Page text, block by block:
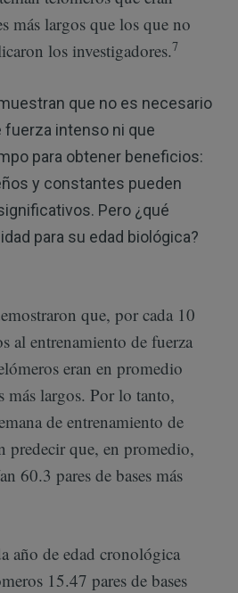
más largos que los que no
los investigadores.7
que no es necesario
intenso ni que
para obtener beneficios:
y constantes pueden
Pero ¿qué
para su edad biológica?
que, por cada 10
al entrenamiento de fuerza
eran en promedio
más largos. Por lo tanto,
de entrenamiento de
predecir que, en promedio,
60.3 pares de bases más
año de edad cronológica
15.47 pares de bases